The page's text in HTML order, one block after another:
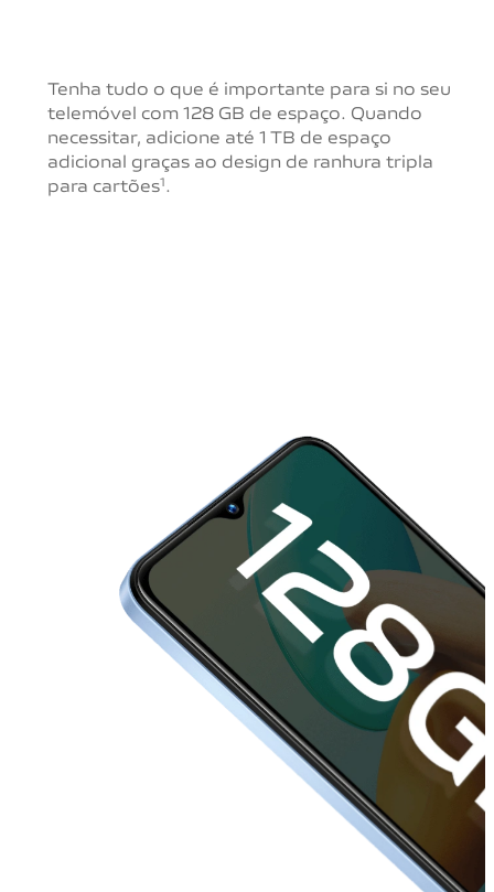
Tenha tudo o que é importante para si no seu
telemóvel com 128 GB de espaço. Quando
necessitar, adicione até 1 TB de espaço
adicional graças ao design de ranhura tripla
para cartões1.